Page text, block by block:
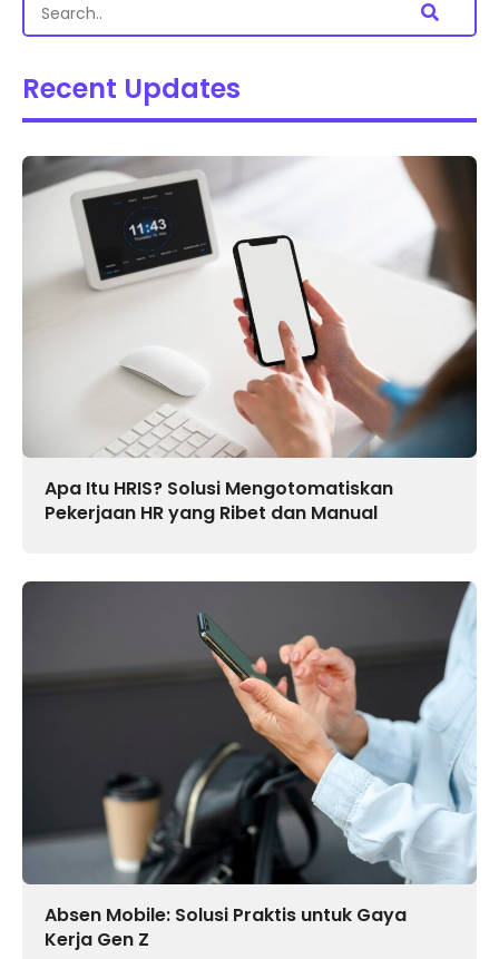
Recent Updates
Apa Itu HRIS? Solusi Mengotomatiskan
Pekerjaan HR yang Ribet dan Manual
Absen Mobile: Solusi Praktis untuk Gaya
Kerja Gen Z